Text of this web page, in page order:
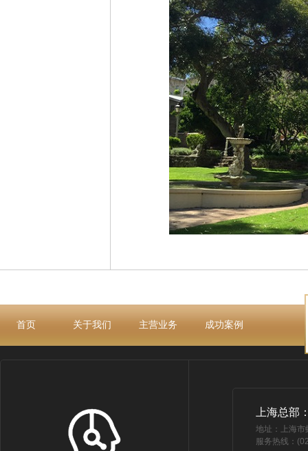
首页 关于我们 主营业务 成功案例
上海总部
地址：上海
服务热线：